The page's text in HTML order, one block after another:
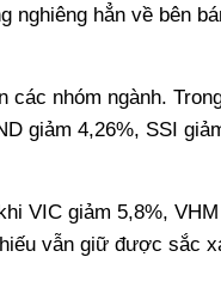
nghiêng hẳn về bên
nhóm ngành.
giảm 4,26%, SSI
VIC giảm 5,8%,
vẫn giữ được sắc